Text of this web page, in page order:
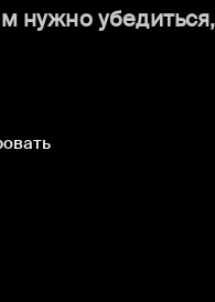
нужно убедиться,